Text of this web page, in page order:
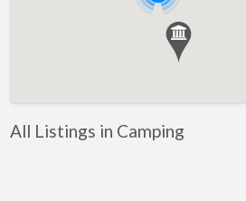
All Listings in Camping